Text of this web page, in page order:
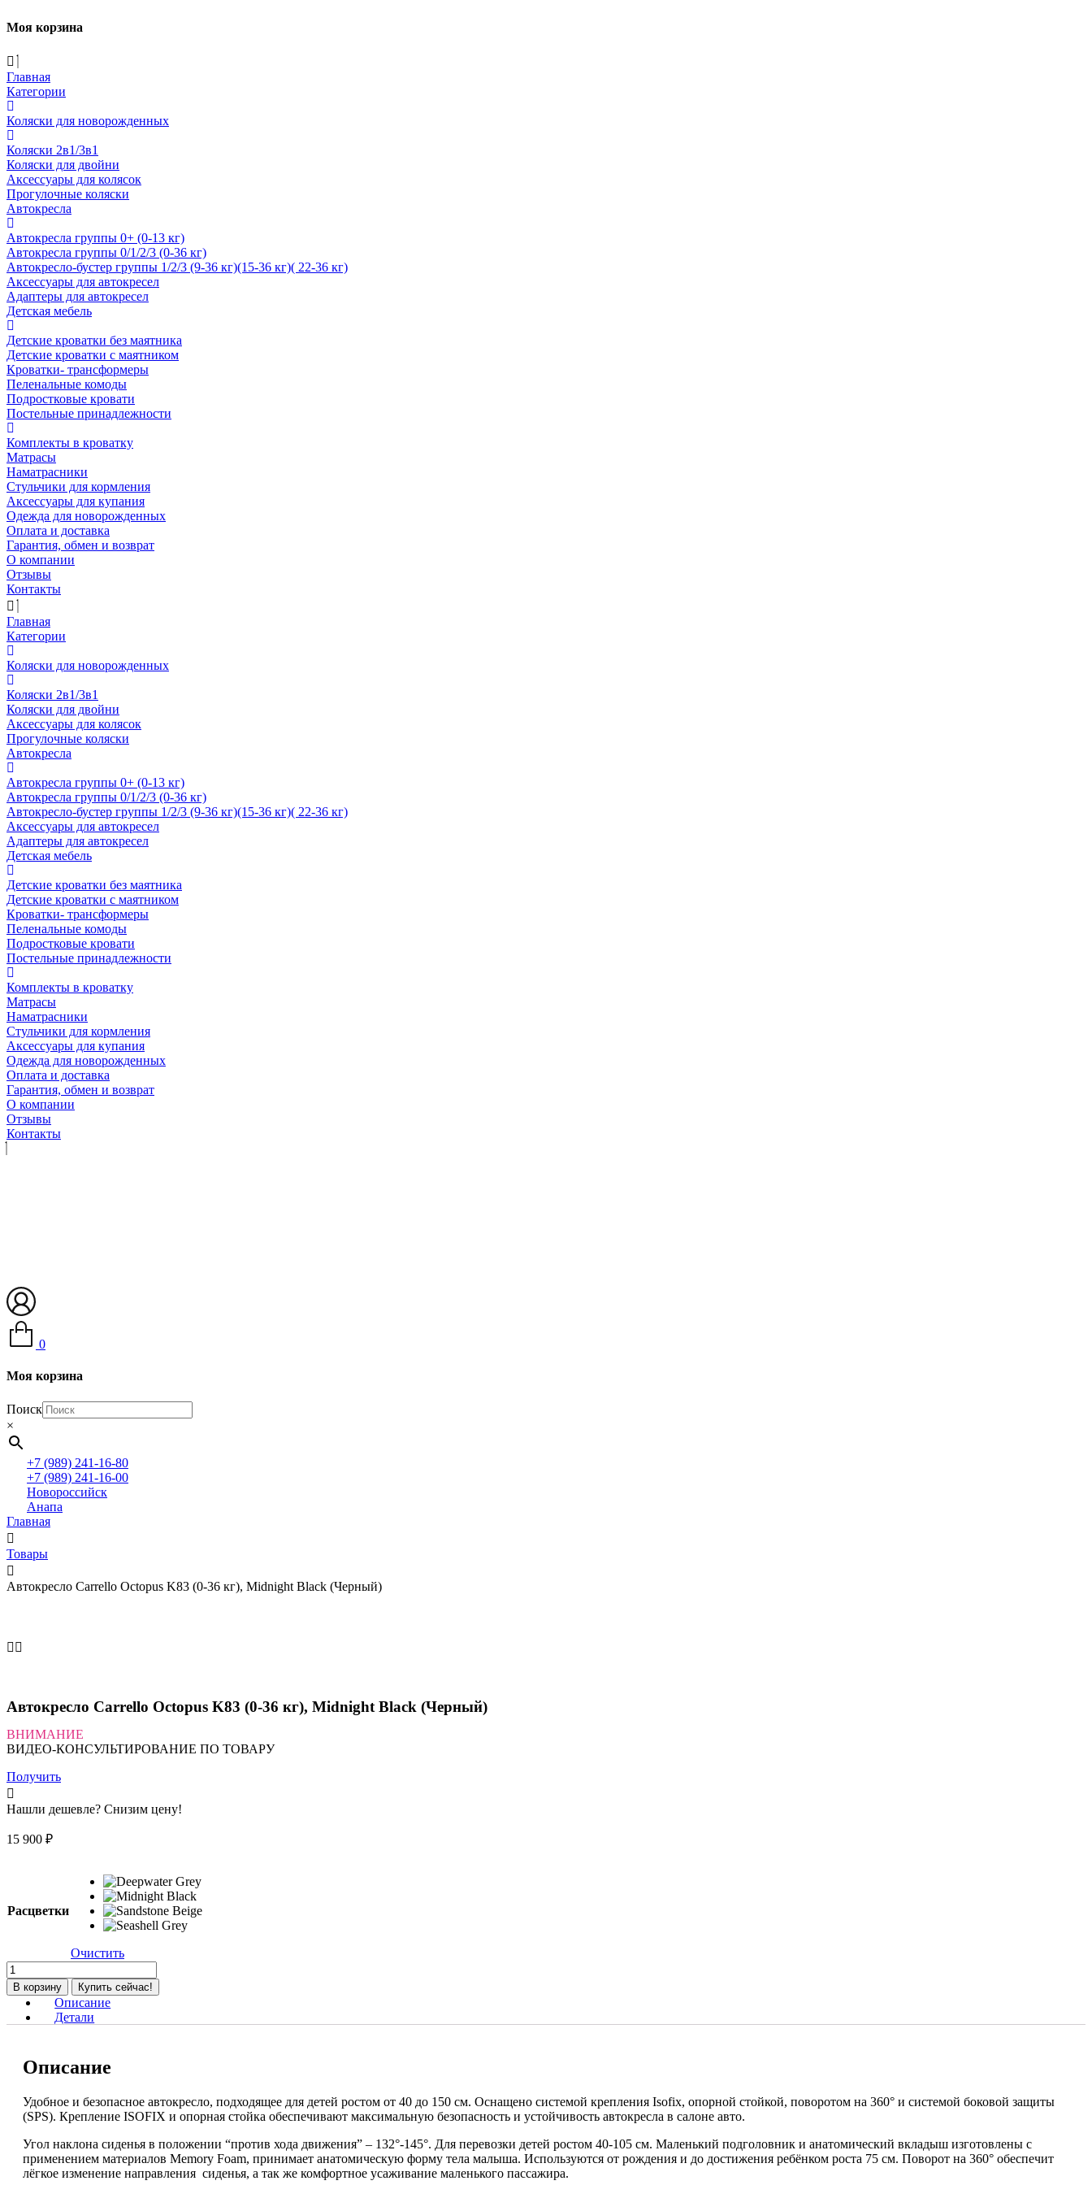
Моя корзина
Главная
Категории
Коляски для новорожденных
Коляски 2в1/3в1
Коляски для двойни
Аксессуары для колясок
Прогулочные коляски
Автокресла
Автокресла группы 0+ (0-13 кг)
Автокресла группы 0/1/2/3 (0-36 кг)
Автокресло-бустер группы 1/2/3 (9-36 кг)(15-36 кг)( 22-36 кг)
Аксессуары для автокресел
Адаптеры для автокресел
Детская мебель
Детские кроватки без маятника
Детские кроватки с маятником
Кроватки- трансформеры
Пеленальные комоды
Подростковые кровати
Постельные принадлежности
Комплекты в кроватку
Матрасы
Наматрасники
Стульчики для кормления
Аксессуары для купания
Одежда для новорожденных
Оплата и доставка
Гарантия, обмен и возврат
О компании
Отзывы
Контакты
Главная
Категории
Коляски для новорожденных
Коляски 2в1/3в1
Коляски для двойни
Аксессуары для колясок
Прогулочные коляски
Автокресла
Автокресла группы 0+ (0-13 кг)
Автокресла группы 0/1/2/3 (0-36 кг)
Автокресло-бустер группы 1/2/3 (9-36 кг)(15-36 кг)( 22-36 кг)
Аксессуары для автокресел
Адаптеры для автокресел
Детская мебель
Детские кроватки без маятника
Детские кроватки с маятником
Кроватки- трансформеры
Пеленальные комоды
Подростковые кровати
Постельные принадлежности
Комплекты в кроватку
Матрасы
Наматрасники
Стульчики для кормления
Аксессуары для купания
Одежда для новорожденных
Оплата и доставка
Гарантия, обмен и возврат
О компании
Отзывы
Контакты
0
Моя корзина
Поиск
×
+7 (989) 241-16-80
+7 (989) 241-16-00
Новороссийск
Анапа
Главная
Товары
Автокресло Carrello Octopus K83 (0-36 кг), Midnight Black (Черный)
Автокресло Carrello Octopus K83 (0-36 кг), Midnight Black (Черный)
ВНИМАНИЕ
ВИДЕО-КОНСУЛЬТИРОВАНИЕ ПО ТОВАРУ
Получить
Нашли дешевле? Снизим цену!
15 900 ₽
Расцветки
Очистить
Количество
товара
Автокресло
Octopus
Midnight
Black
В корзину Купить сейчас!
Описание
Детали
Описание
Удобное и безопасное автокресло, подходящее для детей ростом от 40 до 150 см. Оснащено системой крепления Isofix, опорной стойкой, поворотом на 360° и системой боковой защиты
(SPS). Крепление ISOFIX и опорная стойка обеспечивают максимальную безопасность и устойчивость автокресла в салоне авто.
Угол наклона сиденья в положении “против хода движения” – 132°-145°. Для перевозки детей ростом 40-105 см. Маленький подголовник и анатомический вкладыш изготовлены с
применением материалов Memory Foam, принимает анатомическую форму тела малыша. Используются от рождения и до достижения ребёнком роста 75 см. Поворот на 360° обеспечит
лёгкое изменение направления сиденья, а так же комфортное усаживание маленького пассажира.